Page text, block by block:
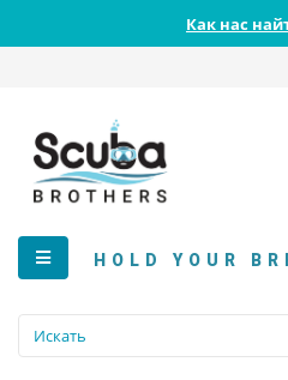
Как нас
HOLD YOUR